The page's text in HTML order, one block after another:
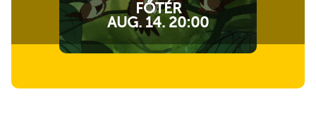
FŐTÉR
AUG. 14. 20:00